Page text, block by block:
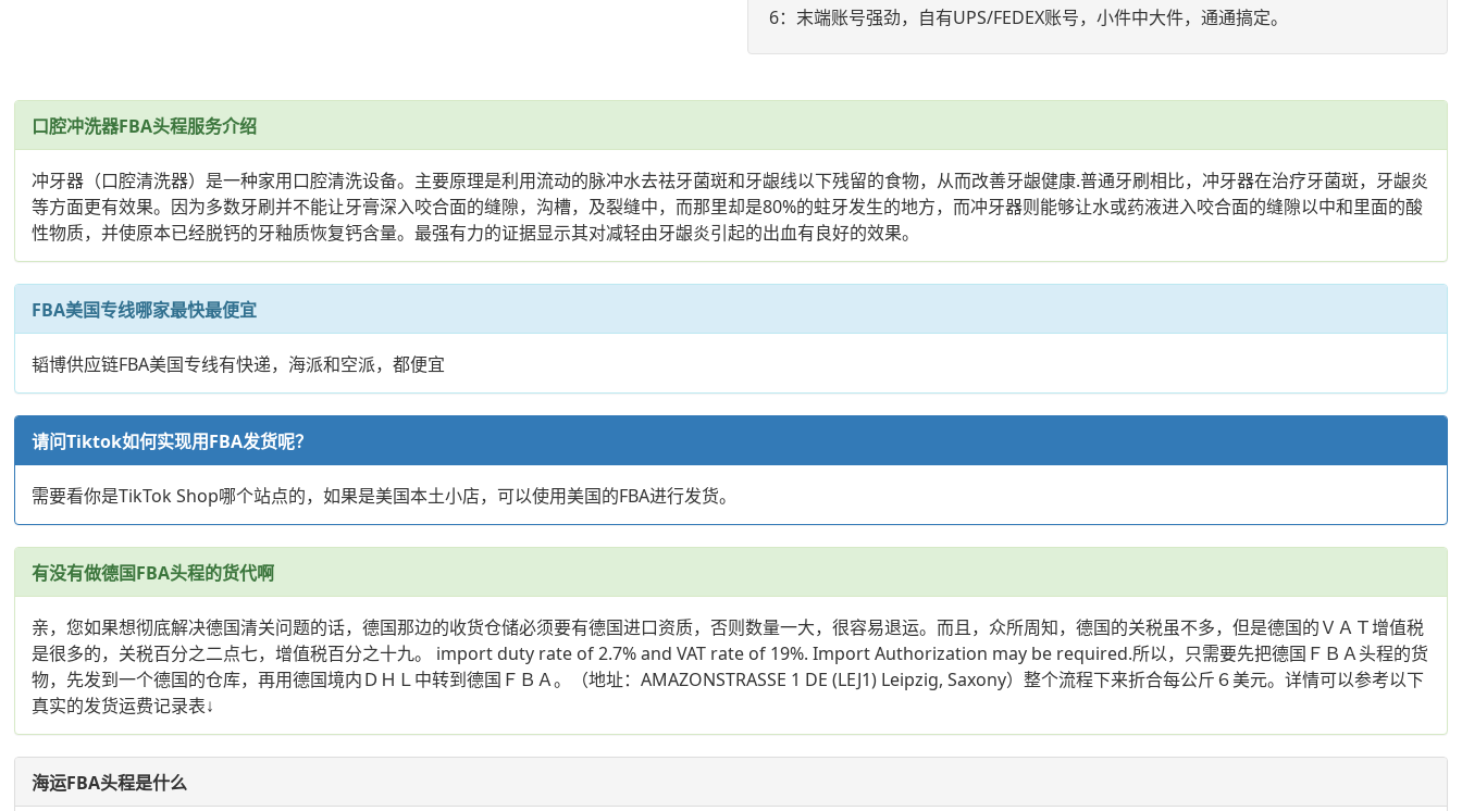
6：末端账号强劲，自有UPS/FEDEX账号，小件中大件，通通搞定。
口腔冲洗器FBA头程服务介绍
冲牙器（口腔清洗器）是一种家用口腔清洗设备。主要原理是利用流动的脉冲水去祛牙菌斑和牙龈线以下残留的食物，从而改善牙龈健康.普通牙刷相比，冲牙器在治疗牙菌斑，牙龈炎
等方面更有效果。因为多数牙刷并不能让牙膏深入咬合面的缝隙，沟槽，及裂缝中，而那里却是80%的蛀牙发生的地方，而冲牙器则能够让水或药液进入咬合面的缝隙以中和里面的酸
性物质，并使原本已经脱钙的牙釉质恢复钙含量。最强有力的证据显示其对减轻由牙龈炎引起的出血有良好的效果。
FBA美国专线哪家最快最便宜
韬博供应链FBA美国专线有快递，海派和空派，都便宜
请问Tiktok如何实现用FBA发货呢？
需要看你是TikTok Shop哪个站点的，如果是美国本土小店，可以使用美国的FBA进行发货。
有没有做德国FBA头程的货代啊
亲，您如果想彻底解决德国清关问题的话，德国那边的收货仓储必须要有德国进口资质，否则数量一大，很容易退运。而且，众所周知，德国的关税虽不多，但是德国的ＶＡＴ增值税
是很多的，关税百分之二点七，增值税百分之十九。 import duty rate of 2.7% and VAT rate of 19%. Import Authorization may be required.所以，只需要先把德国ＦＢＡ头程的货
物，先发到一个德国的仓库，再用德国境内ＤＨＬ中转到德国ＦＢＡ。（地址：AMAZONSTRASSE 1 DE (LEJ1) Leipzig, Saxony）整个流程下来折合每公斤６美元。详情可以参考以下
真实的发货运费记录表↓
海运FBA头程是什么